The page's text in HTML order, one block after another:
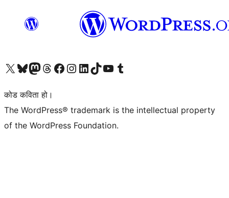
हाम्रो X (पहिले ट्विटर) खातामा जानुहोस्
हाम्रो Bluesky खाता भ्रमण गर्नुहोस्
हाम्रो म्यास्टोडन खाता भ्रमण गर्नुहोस्
हाम्रो थ्रेड्स खातामा जानुहोस्
हाम्रो फेसबुक पेजमा जानुहोस्
हाम्रो इन्स्टाग्राम खातामा जानुहोस्
हाम्रो लिङ्क्डइन खातामा जानुहोस्
हाम्रो TikTok खाता भ्रमण गर्नुहोस्
हाम्रो युट्युब च्यानलमा जानुहोस्
हाम्रो टम्बलर खाता भ्रमण गर्नुहोस्
कोड कविता हो।
The WordPress® trademark is the intellectual property
of the WordPress Foundation.